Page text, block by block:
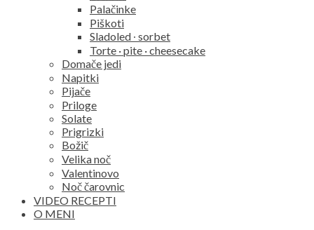
menu
Palačinke
Piškoti
Sladoled ∙ sorbet
Torte · pite · cheesecake
Domače jedi
Napitki
Pijače
Priloge
Solate
Prigrizki
Božič
Velika noč
Valentinovo
Noč čarovnic
VIDEO RECEPTI
O MENI